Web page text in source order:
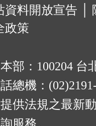
資料開放宣告
政策
部：100204 台
總機：
供法規之最新